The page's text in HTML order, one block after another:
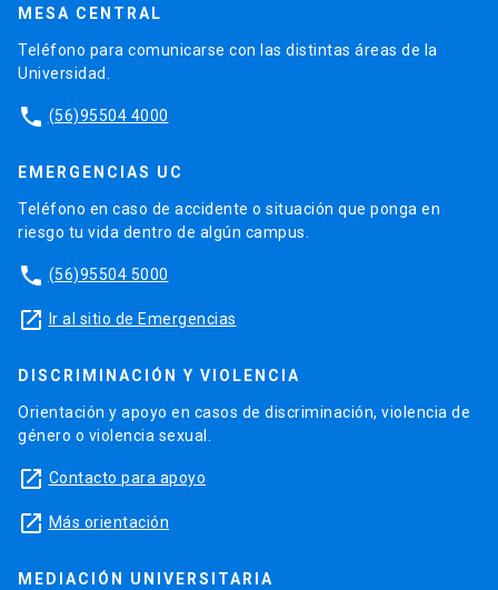
MESA CENTRAL
Teléfono para comunicarse con las distintas áreas de la
Universidad.
phone (56)95504 4000
EMERGENCIAS UC
Teléfono en caso de accidente o situación que ponga en
riesgo tu vida dentro de algún campus.
phone (56)95504 5000
launch Ir al sitio de Emergencias
DISCRIMINACIÓN Y VIOLENCIA
Orientación y apoyo en casos de discriminación, violencia de
género o violencia sexual.
launch Contacto para apoyo
launch Más orientación
MEDIACIÓN UNIVERSITARIA